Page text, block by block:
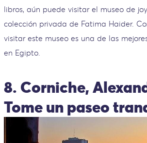
libros, aún puede visitar el museo de
colección privada de Fatima Haider.
visitar este museo es una de las
en Egipto.
8. Corniche,
Tome un paseo